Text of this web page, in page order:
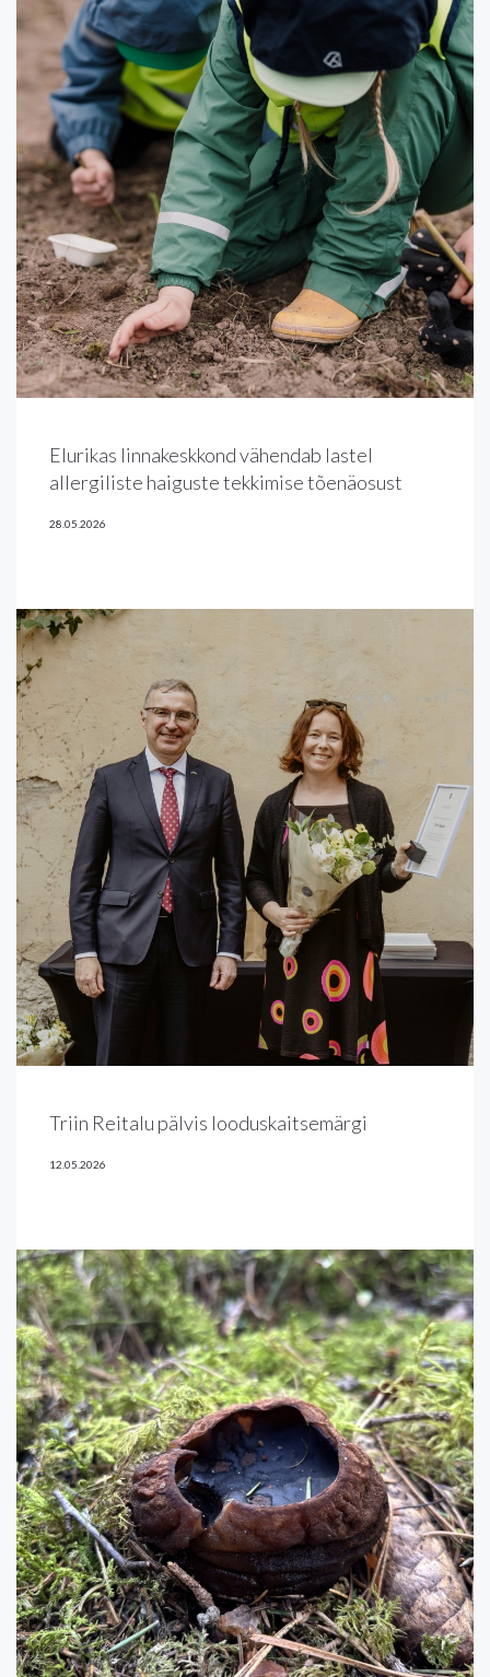
Elurikas linnakeskkond vähendab lastel
allergiliste haiguste tekkimise tõenäosust
28.05.2026
Triin Reitalu pälvis looduskaitsemärgi
12.05.2026